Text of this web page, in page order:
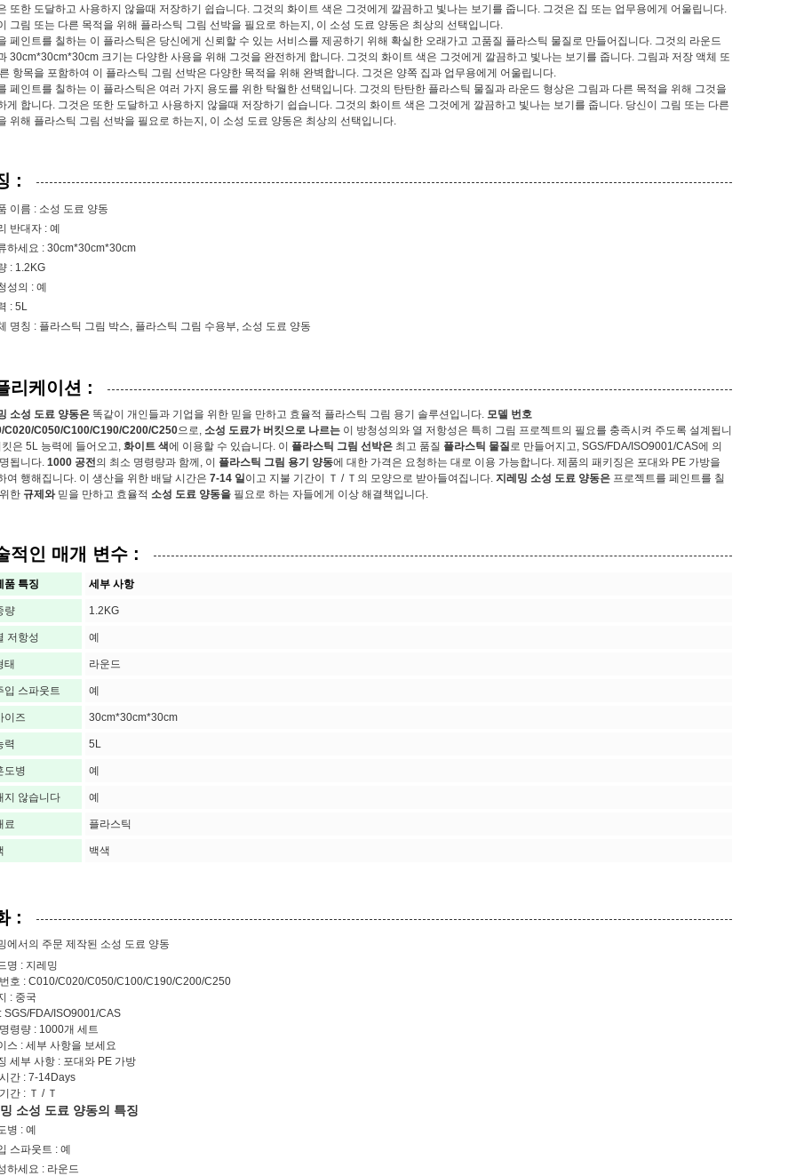
또한 도달하고 사용하지 않을때 저장하기 쉽습니다. 그것의 화이트 색은 그것에게 깔끔하고 빛나는 보기를 줍니다. 그것은 집 또는 업무용에게 어울립니다.
그림 또는 다른 목적을 위해 플라스틱 그림 선박을 필요로 하는지, 이 소성 도료 양동은 최상의 선택입니다.
페인트를 칠하는 이 플라스틱은 당신에게 신뢰할 수 있는 서비스를 제공하기 위해 확실한 오래가고 고품질 플라스틱 물질로 만들어집니다. 그것의 라운드
30cm*30cm*30cm 크기는 다양한 사용을 위해 그것을 완전하게 합니다. 그것의 화이트 색은 그것에게 깔끔하고 빛나는 보기를 줍니다. 그림과 저장 액체 또
항목을 포함하여 이 플라스틱 그림 선박은 다양한 목적을 위해 완벽합니다. 그것은 양쪽 집과 업무용에게 어울립니다.
페인트를 칠하는 이 플라스틱은 여러 가지 용도를 위한 탁월한 선택입니다. 그것의 탄탄한 플라스틱 물질과 라운드 형상은 그림과 다른 목적을 위해 그것을
게 합니다. 그것은 또한 도달하고 사용하지 않을때 저장하기 쉽습니다. 그것의 화이트 색은 그것에게 깔끔하고 빛나는 보기를 줍니다. 당신이 그림 또는 다른
위해 플라스틱 그림 선박을 필요로 하는지, 이 소성 도료 양동은 최상의 선택입니다.
:
이름 : 소성 도료 양동
반대자 : 예
하세요 : 30cm*30cm*30cm
: 1.2KG
성의 : 예
: 5L
명칭 : 플라스틱 그림 박스, 플라스틱 그림 수용부, 소성 도료 양동
리케이션 :
소성 도료 양동은 똑같이 개인들과 기업을 위한 믿을 만하고 효율적 플라스틱 그림 용기 솔루션입니다. 모델 번호
C020/C050/C100/C190/C200/C250으로, 소성 도료가 버킷으로 나르는 이 방청성의와 열 저항성은 특히 그림 프로젝트의 필요를 충족시켜 주도록 설계됩니
은 5L 능력에 들어오고, 화이트 색에 이용할 수 있습니다. 이 플라스틱 그림 선박은 최고 품질 플라스틱 물질로 만들어지고, SGS/FDA/ISO9001/CAS에 의
됩니다. 1000 공전의 최소 명령량과 함께, 이 플라스틱 그림 용기 양동에 대한 가격은 요청하는 대로 이용 가능합니다. 제품의 패키징은 포대와 PE 가방을
여 행해집니다. 이 생산을 위한 배달 시간은 7-14 일이고 지불 기간이 Ｔ / Ｔ의 모양으로 받아들여집니다. 지레밍 소성 도료 양동은 프로젝트를 페인트를 칠
한 규제와믿을 만하고 효율적 소성 도료 양동을 필요로 하는 자들에게 이상 해결책입니다.
적인 매개 변수 :
품 특징 세부 사항
량 1.2KG
저항성 예
태 라운드
입 스파웃트 예
이즈 30cm*30cm*30cm
력 5L
도병 예
지 않습니다 예
료 플라스틱
백색
:
에서의 주문 제작된 소성 도료 양동
명 : 지레밍
호 : C010/C020/C050/C100/C190/C200/C250
: 중국
SGS/FDA/ISO9001/CAS
령량 : 1000개 세트
스 : 세부 사항을 보세요
세부 사항 : 포대와 PE 가방
간 : 7-14Days
간 : Ｔ / Ｔ
소성 도료 양동의 특징
병 : 예
스파웃트 : 예
하세요 : 라운드